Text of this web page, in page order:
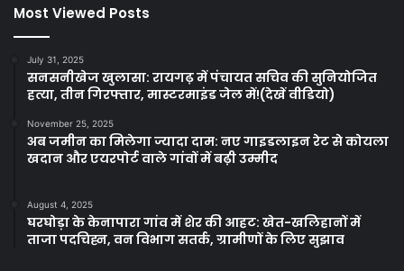
Most Viewed Posts
July 31, 2025
सनसनीखेज खुलासा: रायगढ़ में पंचायत सचिव की सुनियोजित
हत्या, तीन गिरफ्तार, मास्टरमाइंड जेल में!(देखें वीडियो)
November 25, 2025
अब जमीन का मिलेगा ज्यादा दाम: नए गाइडलाइन रेट से कोयला
खदान और एयरपोर्ट वाले गांवों में बढ़ी उम्मीद
August 4, 2025
घरघोड़ा के केनापारा गांव में शेर की आहट: खेत-खलिहानों में
ताजा पदचिह्न, वन विभाग सतर्क, ग्रामीणों के लिए सुझाव